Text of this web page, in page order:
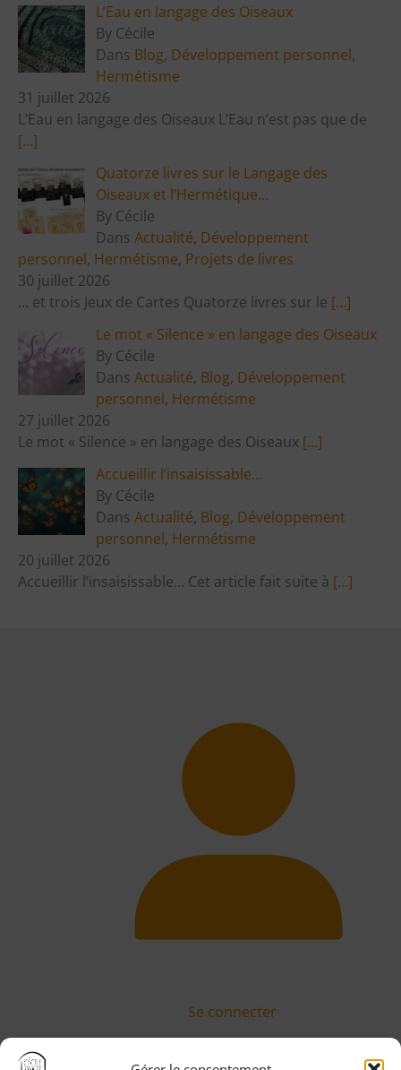
L’Eau en langage des Oiseaux
By Cécile
Dans Blog, Développement personnel,
Hermétisme
31 juillet 2026
L’Eau en langage des Oiseaux L’Eau n’est pas que de
[…]
Quatorze livres sur le Langage des
Oiseaux et l’Hermétique…
By Cécile
Dans Actualité, Développement
personnel, Hermétisme, Projets de livres
30 juillet 2026
… et trois Jeux de Cartes Quatorze livres sur le […]
Le mot « Silence » en langage des Oiseaux
By Cécile
Dans Actualité, Blog, Développement
personnel, Hermétisme
27 juillet 2026
Le mot « Silence » en langage des Oiseaux […]
Accueillir l’insaisissable…
By Cécile
Dans Actualité, Blog, Développement
personnel, Hermétisme
20 juillet 2026
Accueillir l’insaisissable… Cet article fait suite à […]
Se connecter